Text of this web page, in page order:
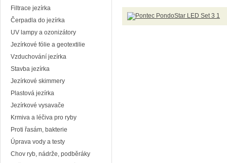
Filtrace jezírka
Čerpadla do jezírka
UV lampy a ozonizátory
Jezírkové fólie a geotextilie
Vzduchování jezírka
Stavba jezírka
Jezírkové skimmery
Plastová jezírka
Jezírkové vysavače
Krmiva a léčiva pro ryby
Proti řasám, bakterie
Úprava vody a testy
Chov ryb, nádrže, podběráky